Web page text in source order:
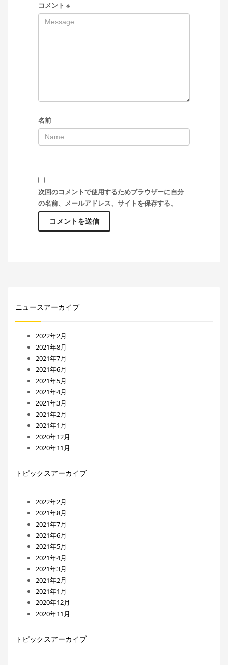
コメント ※
名前
次回のコメントで使用するためブラウザーに自分
の名前、メールアドレス、サイトを保存する。
ニュースアーカイブ
2022年2月
2021年8月
2021年7月
2021年6月
2021年5月
2021年4月
2021年3月
2021年2月
2021年1月
2020年12月
2020年11月
トピックスアーカイブ
2022年2月
2021年8月
2021年7月
2021年6月
2021年5月
2021年4月
2021年3月
2021年2月
2021年1月
2020年12月
2020年11月
トピックスアーカイブ